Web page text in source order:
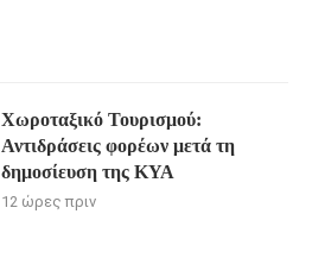
Χωροταξικό Τουρισμού:
Αντιδράσεις φορέων μετά τη
δημοσίευση της ΚΥΑ
12 ώρες πριν